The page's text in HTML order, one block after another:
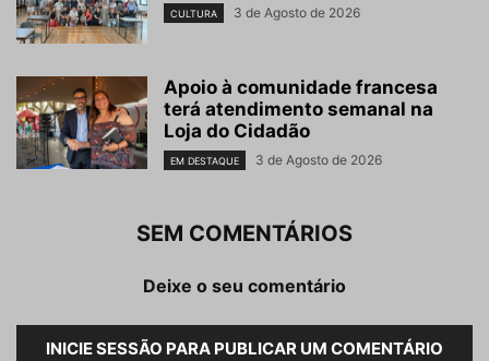
CULTURA 3 de Agosto de 2026
Apoio à comunidade francesa
terá atendimento semanal na
Loja do Cidadão
EM DESTAQUE 3 de Agosto de 2026
SEM COMENTÁRIOS
Deixe o seu comentário
INICIE SESSÃO PARA PUBLICAR UM COMENTÁRIO